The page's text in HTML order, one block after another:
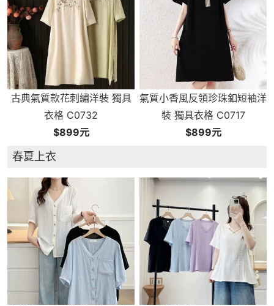
古典氣質款花刺繡洋裝 獨具
衣格 C0732
$899元
氣質小香風反領珍珠釦短袖洋
裝 獨具衣格 C0717
$899元
春夏上衣